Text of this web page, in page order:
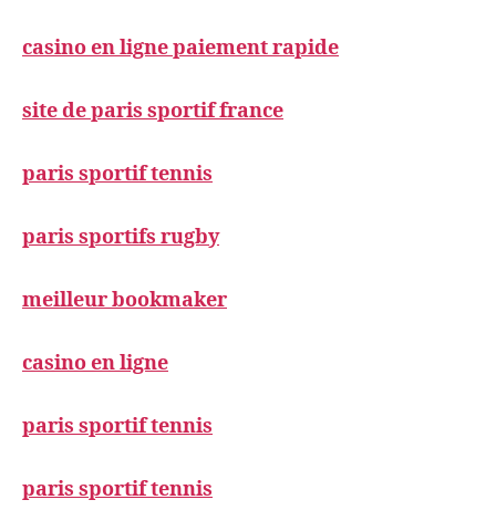
casino en ligne paiement rapide
site de paris sportif france
paris sportif tennis
paris sportifs rugby
meilleur bookmaker
casino en ligne
paris sportif tennis
paris sportif tennis